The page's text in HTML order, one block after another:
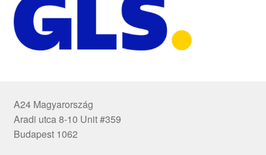
A24 Magyarország
Aradi utca 8-10 Unit #359
Budapest 1062